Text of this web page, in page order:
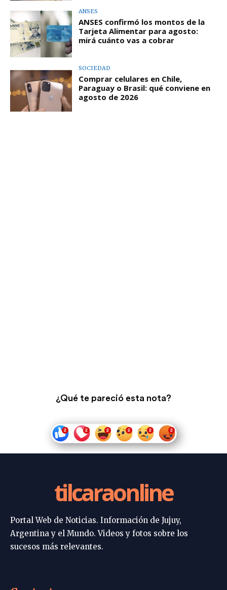
ANSES
ANSES confirmó los montos de la
Tarjeta Alimentar para agosto:
mirá cuánto vas a cobrar
SOCIEDAD
Comprar celulares en Chile,
Paraguay o Brasil: qué conviene en
agosto de 2026
¿Qué te pareció esta nota?
tilcaraonline
Portal Web de Noticias. Información de Jujuy,
Argentina y el Mundo. Videos y fotos sobre los
sucesos más relevantes.